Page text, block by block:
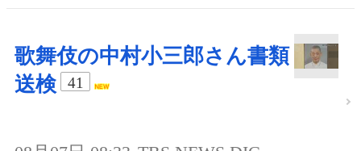
歌舞伎の中村小三郎さん書類
送検
41